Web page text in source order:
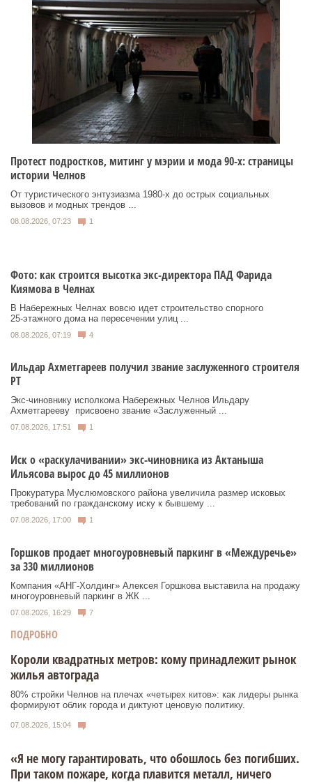
Протест подростков, митинг у мэрии и мода 90-х: страницы
истории Челнов
От туристического энтузиазма 1980‑х до острых социальных
вызовов и модных трендов ...
08.08.2026, 07:23 1
Фото: как строится высотка экс-директора ПАД Фарида
Киямова в Челнах
В Набережных Челнах вовсю идет строительство спорного
25‑этажного дома на пересечении улиц ...
08.08.2026, 07:19 4
Ильдар Ахметгареев получил звание заслуженного строителя
РТ
Экс‑чиновнику исполкома Набережных Челнов Ильдару
Ахметгарееву присвоено звание «Заслуженный ...
07.08.2026, 17:51 1
Иск о «раскулачивании» экс-чиновника из Актаныша
Ильясова вырос до 45 миллионов
Прокуратура Муслюмовского района увеличила размер исковых
требований по гражданскому иску к бывшему ...
07.08.2026, 17:00 1
Горшков продает многоуровневый паркинг в «Междуречье»
за 330 миллионов
Компания «АНГ-Холдинг» Алексея Горшкова выставила на продажу
многоуровневый паркинг в ЖК ...
07.08.2026, 16:29 7
ПОДРОБНО
Короли квадратных метров: кому принадлежит рынок
жилья автограда
80% стройки Челнов на плечах «четырех китов»: как лидеры рынка
формируют облик города и диктуют ценовую политику.
07.08.2026, 15:04
«Я не могу гарантировать, что обошлось без погибших.
При таком пожаре, когда плавится металл, ничего